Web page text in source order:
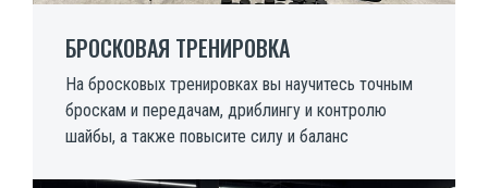
БРОСКОВАЯ ТРЕНИРОВКА
На бросковых тренировках вы научитесь точным
броскам и передачам, дриблингу и контролю
шайбы, а также повысите силу и баланс